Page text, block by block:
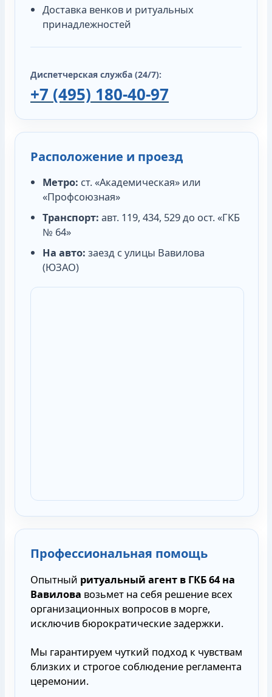
Доставка венков и ритуальных
принадлежностей
Диспетчерская служба (24/7):
+7 (495) 180-40-97
Расположение и проезд
Метро: ст. «Академическая» или
«Профсоюзная»
Транспорт: авт. 119, 434, 529 до ост. «ГКБ
№ 64»
На авто: заезд с улицы Вавилова
(ЮЗАО)
Профессиональная помощь
Опытный ритуальный агент в ГКБ 64 на
Вавилова возьмет на себя решение всех
организационных вопросов в морге,
исключив бюрократические задержки.
Мы гарантируем чуткий подход к чувствам
близких и строгое соблюдение регламента
церемонии.